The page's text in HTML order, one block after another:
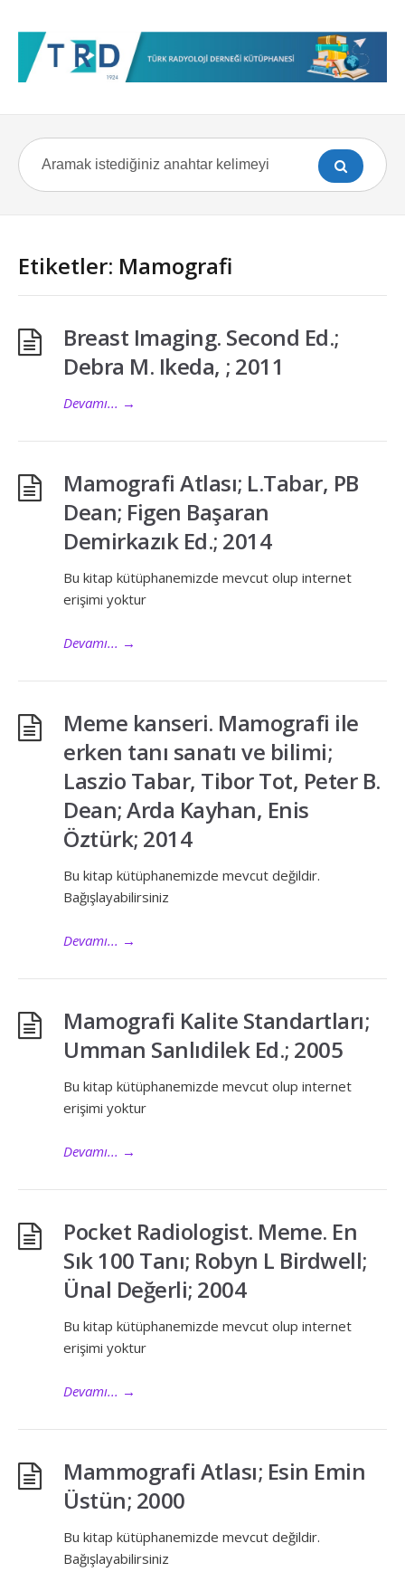
Etiketler: Mamografi
Breast Imaging. Second Ed.;
Debra M. Ikeda, ; 2011
Devamı... →
Mamografi Atlası; L.Tabar, PB
Dean; Figen Başaran
Demirkazık Ed.; 2014
Bu kitap kütüphanemizde mevcut olup internet
erişimi yoktur
Devamı... →
Meme kanseri. Mamografi ile
erken tanı sanatı ve bilimi;
Laszio Tabar, Tibor Tot, Peter B.
Dean; Arda Kayhan, Enis
Öztürk; 2014
Bu kitap kütüphanemizde mevcut değildir.
Bağışlayabilirsiniz
Devamı... →
Mamografi Kalite Standartları;
Umman Sanlıdilek Ed.; 2005
Bu kitap kütüphanemizde mevcut olup internet
erişimi yoktur
Devamı... →
Pocket Radiologist. Meme. En
Sık 100 Tanı; Robyn L Birdwell;
Ünal Değerli; 2004
Bu kitap kütüphanemizde mevcut olup internet
erişimi yoktur
Devamı... →
Mammografi Atlası; Esin Emin
Üstün; 2000
Bu kitap kütüphanemizde mevcut değildir.
Bağışlayabilirsiniz